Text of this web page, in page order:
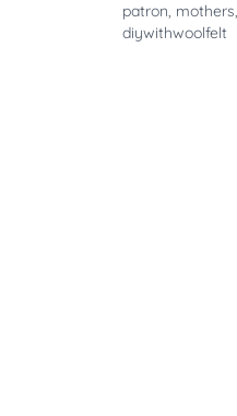
patron, mothers,
diywithwoolfelt